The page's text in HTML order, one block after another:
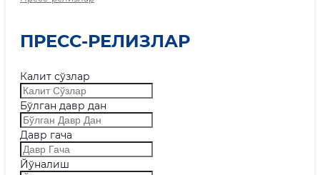
ПРЕСС-РЕЛИЗЛАР
Калит сўзлар
Бўлган давр дан
Давр гача
Йўналиш